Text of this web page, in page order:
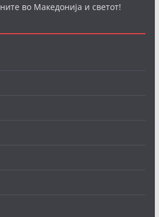
во Македонија и светот!